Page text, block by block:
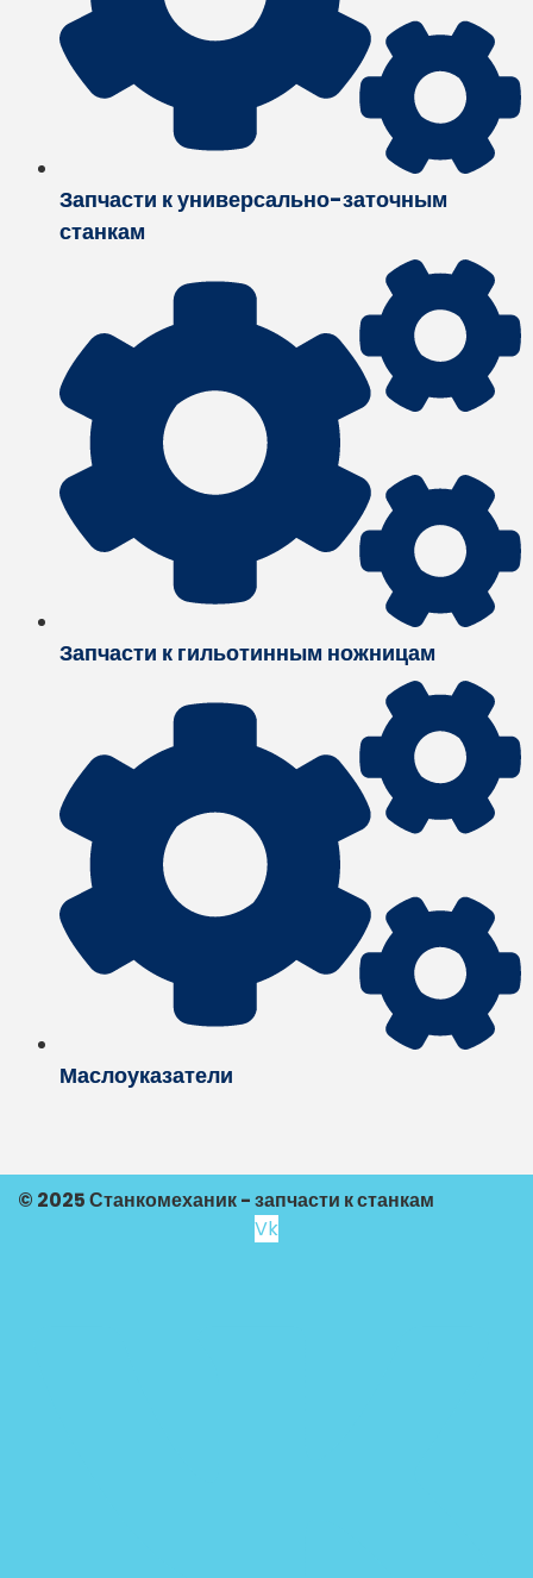
Запчасти к универсально-заточным
станкам
Запчасти к гильотинным ножницам
Маслоуказатели
© 2025 Станкомеханик - запчасти к станкам
Vk